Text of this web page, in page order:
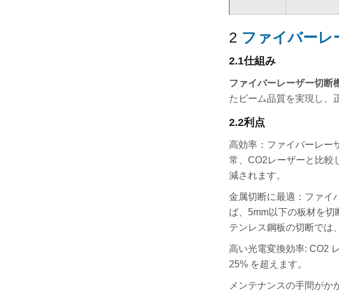
2 ファイバーレ
2.1仕組み
ファイバーレーザー切断
たビーム品質を実現し、
2.2利点
高効率：ファイバーレー
常、CO2レーザーと比較
減されます。
金属切断に最適：ファイ
ば、5mm以下の板材を
テンレス鋼板の切断では
高い光電変換効率: CO2
25% を超えます。
メンテナンスの手間がか